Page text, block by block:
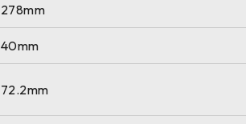
278mm
40mm
72.2mm